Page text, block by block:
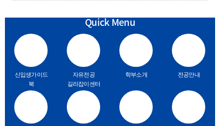
Quick Menu
신입생가이드
북
자유전공
길라잡이센터
학부소개 전공안내